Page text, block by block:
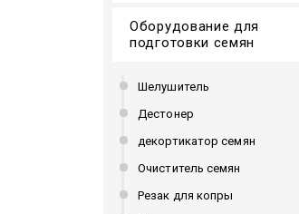
Оборудование для
подготовки семян
Шелушитель
Дестонер
декортикатор семян
Очиститель семян
Резак для копры